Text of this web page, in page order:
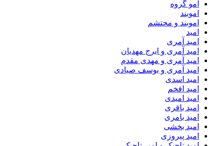
امو گروه
اموبند
اموبند و محتشم
امید
امید آمری
امید آمری و ایرج مهدیان
امید آمری و مهدی مقدم
امید آمری و یوسف صیادی
امید اسدی
امید افخم
امید امیدی
امید باقری
امید بامری
امید بخشی
امید پیروزی